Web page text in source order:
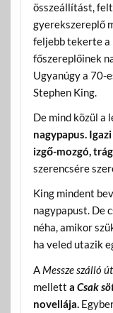
összeállítást,
gyerekszereplő
feljebb tekerte a
főszereplőinek
Ugyanúgy a 70-
Stephen King.
De mind közül a
nagypapus.
izgő-mozgó,
szerencsére
King mindent
nagypapust. De
néha, amikor
ha veled utazik
A Messze szálló út
mellett a Csak
novellája.